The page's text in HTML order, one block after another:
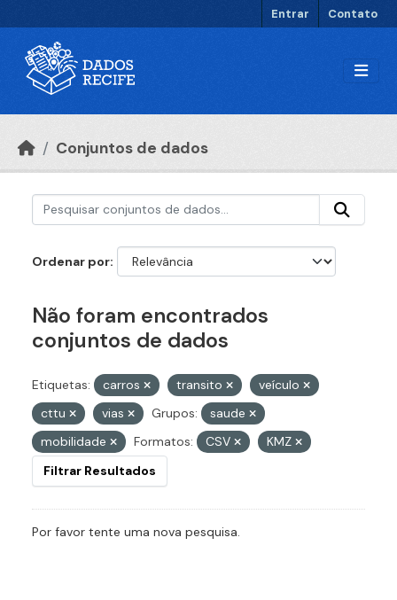
Entrar Contato
Conjuntos de dados
Ordenar por
Não foram encontrados
conjuntos de dados
Etiquetas: carros transito
veículo
cttu
vias Grupos:
saude
mobilidade
Formatos: CSV
KMZ
Filtrar Resultados
Por favor tente uma nova pesquisa.